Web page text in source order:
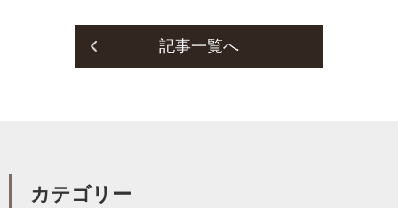
記事一覧へ
カテゴリー